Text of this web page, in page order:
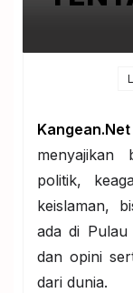
Kangean.Net
menyajikan
politik,
keislaman,
ada di Pulau
dan opini
dari dunia.